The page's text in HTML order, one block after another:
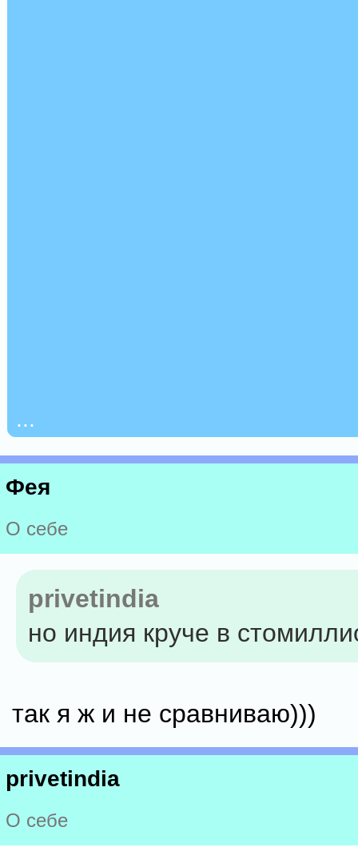
...
Фея
О себе
privetindia
но индия круче в
так я ж и не сравниваю)))
privetindia
О себе